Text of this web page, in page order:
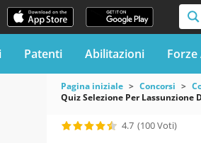
Patenti Abilitazioni
Pagina iniziale Concorsi
Quiz Selezione Per Lassunzione
4.7 (100 Voti)